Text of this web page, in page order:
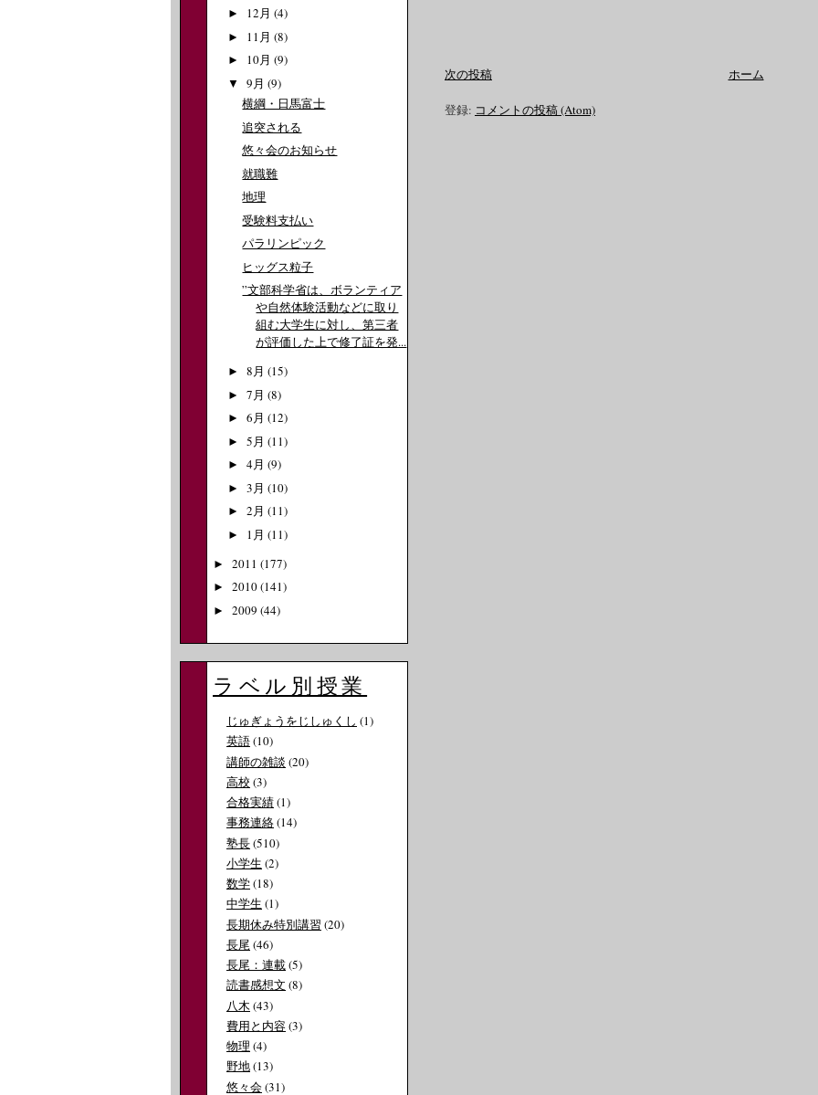
次の投稿 ホーム
登録: コメントの投稿 (Atom)
► 12月 (4)
► 11月 (8)
► 10月 (9)
▼ 9月 (9)
横綱・日馬富士
追突される
悠々会のお知らせ
就職難
地理
受験料支払い
パラリンピック
ヒッグス粒子
”文部科学省は、ボランティア
や自然体験活動などに取り
組む大学生に対し、第三者
が評価した上で修了証を発...
► 8月 (15)
► 7月 (8)
► 6月 (12)
► 5月 (11)
► 4月 (9)
► 3月 (10)
► 2月 (11)
► 1月 (11)
► 2011 (177)
► 2010(141)
► 2009 (44)
ラベル別授業
じゅぎょうをじしゅくし (1)
英語(10)
講師の雑談 (20)
高校 (3)
合格実績(1)
事務連絡(14)
塾長(510)
小学生 (2)
数学(18)
中学生 (1)
長期休み特別講習 (20)
長尾(46)
長尾：連載(5)
読書感想文 (8)
八木 (43)
費用と内容(3)
物理 (4)
野地(13)
悠々会(31)